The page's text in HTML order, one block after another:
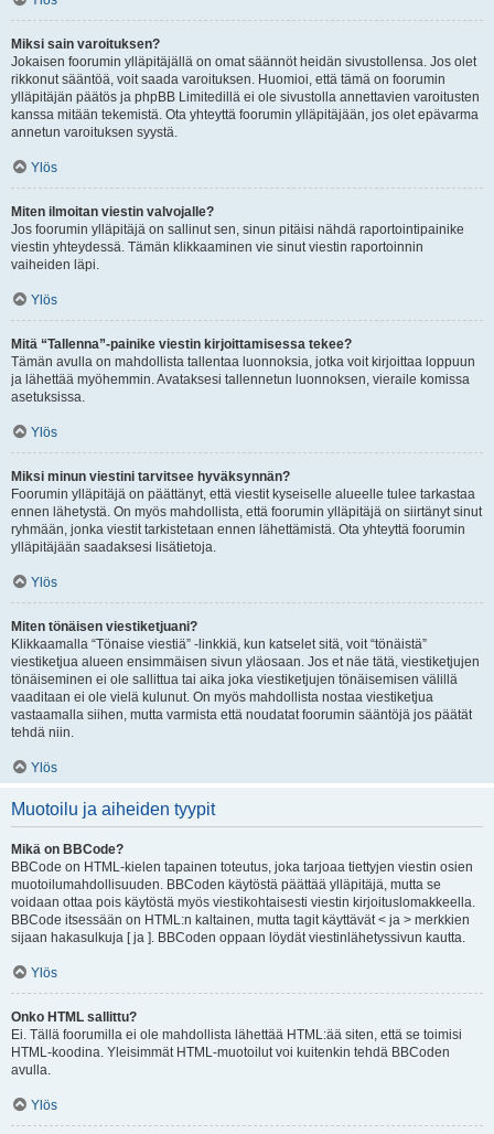
Miksi sain varoituksen?
Jokaisen foorumin ylläpitäjällä on omat säännöt heidän sivustollensa. Jos olet
rikkonut sääntöä, voit saada varoituksen. Huomioi, että tämä on foorumin
ylläpitäjän päätös ja phpBB Limitedillä ei ole sivustolla annettavien varoitusten
kanssa mitään tekemistä. Ota yhteyttä foorumin ylläpitäjään, jos olet epävarma
annetun varoituksen syystä.
Ylös
Miten ilmoitan viestin valvojalle?
Jos foorumin ylläpitäjä on sallinut sen, sinun pitäisi nähdä raportointipainike
viestin yhteydessä. Tämän klikkaaminen vie sinut viestin raportoinnin
vaiheiden läpi.
Ylös
Mitä “Tallenna”-painike viestin kirjoittamisessa tekee?
Tämän avulla on mahdollista tallentaa luonnoksia, jotka voit kirjoittaa loppuun
ja lähettää myöhemmin. Avataksesi tallennetun luonnoksen, vieraile komissa
asetuksissa.
Ylös
Miksi minun viestini tarvitsee hyväksynnän?
Foorumin ylläpitäjä on päättänyt, että viestit kyseiselle alueelle tulee tarkastaa
ennen lähetystä. On myös mahdollista, että foorumin ylläpitäjä on siirtänyt sinut
ryhmään, jonka viestit tarkistetaan ennen lähettämistä. Ota yhteyttä foorumin
ylläpitäjään saadaksesi lisätietoja.
Ylös
Miten tönäisen viestiketjuani?
Klikkaamalla “Tönaise viestiä” -linkkiä, kun katselet sitä, voit “tönäistä”
viestiketjua alueen ensimmäisen sivun yläosaan. Jos et näe tätä, viestiketjujen
tönäiseminen ei ole sallittua tai aika joka viestiketjujen tönäisemisen välillä
vaaditaan ei ole vielä kulunut. On myös mahdollista nostaa viestiketjua
vastaamalla siihen, mutta varmista että noudatat foorumin sääntöjä jos päätät
tehdä niin.
Ylös
Muotoilu ja aiheiden tyypit
Mikä on BBCode?
BBCode on HTML-kielen tapainen toteutus, joka tarjoaa tiettyjen viestin osien
muotoilumahdollisuuden. BBCoden käytöstä päättää ylläpitäjä, mutta se
voidaan ottaa pois käytöstä myös viestikohtaisesti viestin kirjoituslomakkeella.
BBCode itsessään on HTML:n kaltainen, mutta tagit käyttävät < ja > merkkien
sijaan hakasulkuja [ ja ]. BBCoden oppaan löydät viestinlähetyssivun kautta.
Ylös
Onko HTML sallittu?
Ei. Tällä foorumilla ei ole mahdollista lähettää HTML:ää siten, että se toimisi
HTML-koodina. Yleisimmät HTML-muotoilut voi kuitenkin tehdä BBCoden
avulla.
Ylös